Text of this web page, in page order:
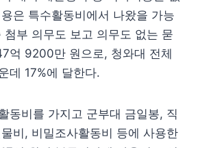
은 특수활동비에서 나왔을 가능
첨부 의무도 보고 의무도 없는 묻
억 9200만 원으로, 청와대 전체
데 17%에 달한다.
동비를 가지고 군부대 금일봉, 직
비, 비밀조사활동비 등에 사용한